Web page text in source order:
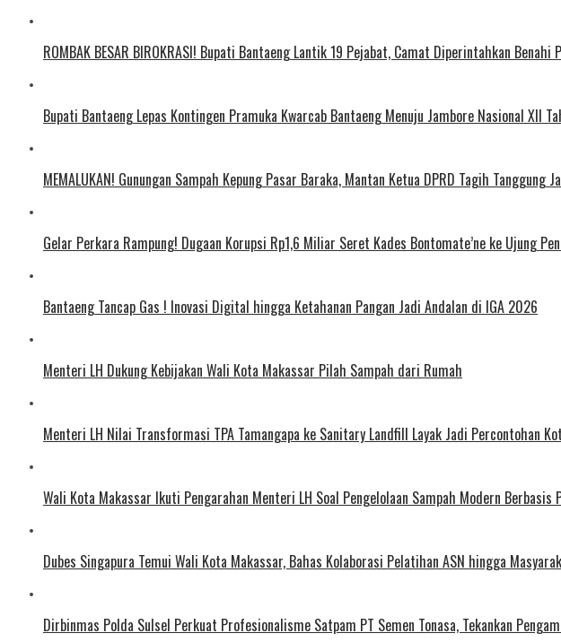
ROMBAK BESAR BIROKRASI! Bupati Bantaeng Lantik 19 Pejabat, Camat Diperintahkan Benahi
Bupati Bantaeng Lepas Kontingen Pramuka Kwarcab Bantaeng Menuju Jambore Nasional XII
MEMALUKAN! Gunungan Sampah Kepung Pasar Baraka, Mantan Ketua DPRD Tagih Tanggung
Gelar Perkara Rampung! Dugaan Korupsi Rp1,6 Miliar Seret Kades Bontomate’ne ke Ujung
Bantaeng Tancap Gas ! Inovasi Digital hingga Ketahanan Pangan Jadi Andalan di IGA 2026
Menteri LH Dukung Kebijakan Wali Kota Makassar Pilah Sampah dari Rumah
Menteri LH Nilai Transformasi TPA Tamangapa ke Sanitary Landfill Layak Jadi Percontohan
Wali Kota Makassar Ikuti Pengarahan Menteri LH Soal Pengelolaan Sampah Modern Berbasis
Dubes Singapura Temui Wali Kota Makassar, Bahas Kolaborasi Pelatihan ASN hingga
Dirbinmas Polda Sulsel Perkuat Profesionalisme Satpam PT Semen Tonasa, Tekankan